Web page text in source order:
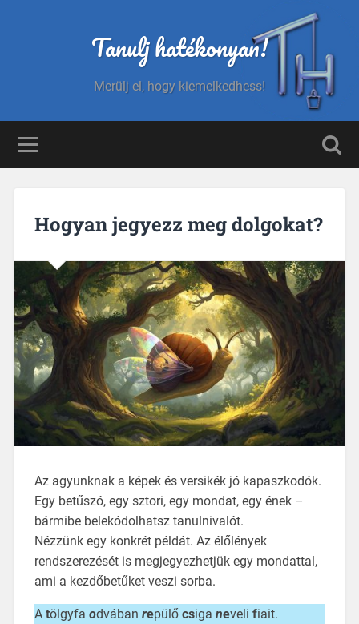
Tanulj hatékonyan!
Merülj el, hogy kiemelkedhess!
Hogyan jegyezz meg dolgokat?
Az agyunknak a képek és versikék jó kapaszkodók.
Egy betűszó, egy sztori, egy mondat, egy ének –
bármibe belekódolhatsz tanulnivalót.
Nézzünk egy konkrét példát. Az élőlények
rendszerezését is megjegyezhetjük egy mondattal,
ami a kezdőbetűket veszi sorba.
A tölgyfa odvában repülő csiga neveli fiait.